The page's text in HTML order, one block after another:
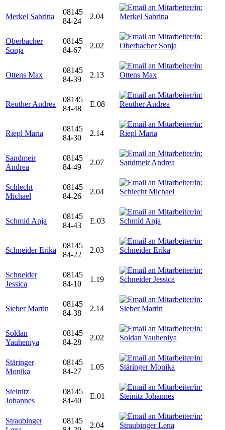
Merkel Sabrina
08145
84-24
2.04
Oberbacher
Sonja
08145
84-67
2.02
Ottens Max
08145
84-39
2.13
Reuther Andrea
08145
84-48
E.08
Riepl Maria
08145
84-30
2.14
Sandmeir
Andrea
08145
84-49
2.07
Schlecht
Michael
08145
84-26
2.04
Schmid Anja
08145
84-43
E.03
Schneider Erika
08145
84-22
2.03
Schneider
Jessica
08145
84-10
1.19
Sieber Martin
08145
84-38
2.14
Soldan
Yauheniya
08145
84-28
2.02
Stäringer
Monika
08145
84-27
1.05
Steinitz
Johannes
08145
84-40
E.01
Straubinger
08145
2.04